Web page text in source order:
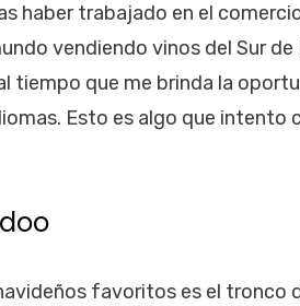
haber trabajado en el
vendiendo vinos del Sur
tiempo que me brinda la
Esto es algo que intento
favoritos es el tronco